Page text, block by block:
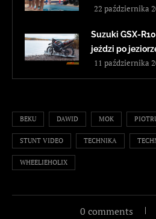
22 października
Suzuki GSX-
jeździ po
11 października
BEKU DAWID MOK
STUNT VIDEO TECHNIKA
WHEELIEHOLIX
0 comments